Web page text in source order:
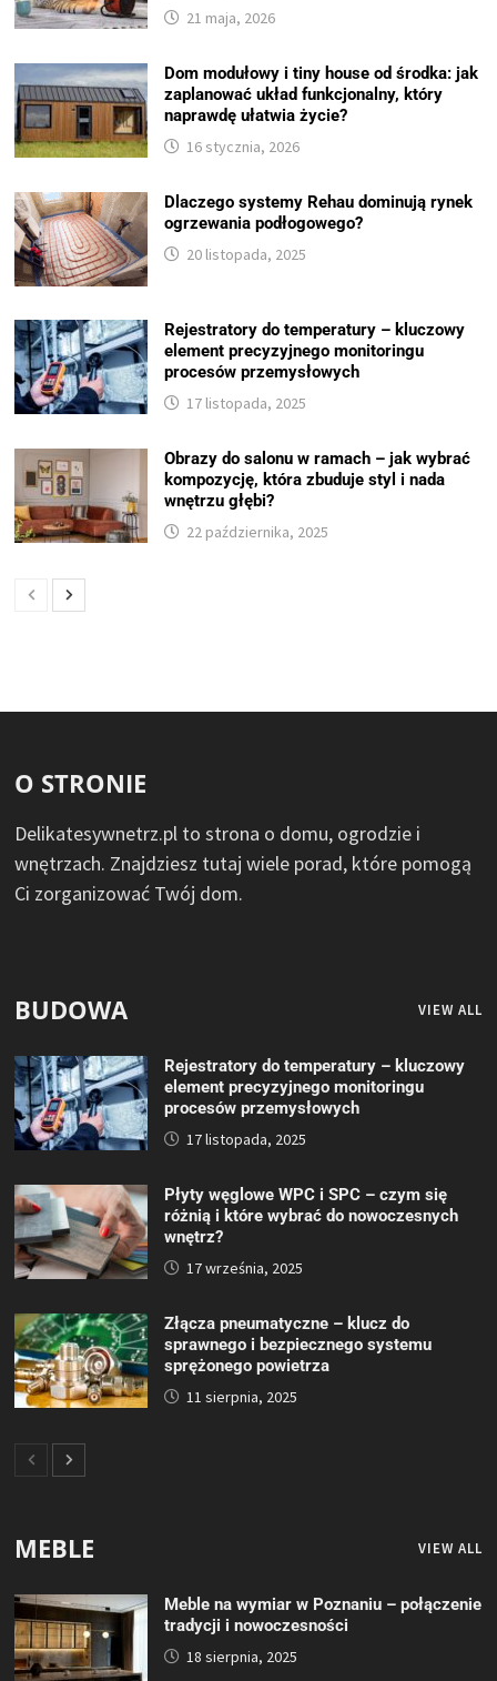
21 maja, 2026
Dom modułowy i tiny house od środka: jak
zaplanować układ funkcjonalny, który
naprawdę ułatwia życie?
16 stycznia, 2026
Dlaczego systemy Rehau dominują rynek
ogrzewania podłogowego?
20 listopada, 2025
Rejestratory do temperatury – kluczowy
element precyzyjnego monitoringu
procesów przemysłowych
17 listopada, 2025
Obrazy do salonu w ramach – jak wybrać
kompozycję, która zbuduje styl i nada
wnętrzu głębi?
22 października, 2025
O STRONIE
Delikatesywnetrz.pl to strona o domu, ogrodzie i
wnętrzach. Znajdziesz tutaj wiele porad, które pomogą
Ci zorganizować Twój dom.
BUDOWA VIEW ALL
Rejestratory do temperatury – kluczowy
element precyzyjnego monitoringu
procesów przemysłowych
17 listopada, 2025
Płyty węglowe WPC i SPC – czym się
różnią i które wybrać do nowoczesnych
wnętrz?
17 września, 2025
Złącza pneumatyczne – klucz do
sprawnego i bezpiecznego systemu
sprężonego powietrza
11 sierpnia, 2025
MEBLE VIEW ALL
Meble na wymiar w Poznaniu – połączenie
tradycji i nowoczesności
18 sierpnia, 2025